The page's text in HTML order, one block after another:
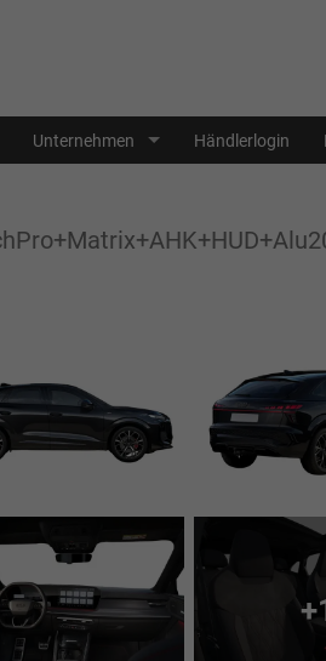
Unternehmen Händlerlogin